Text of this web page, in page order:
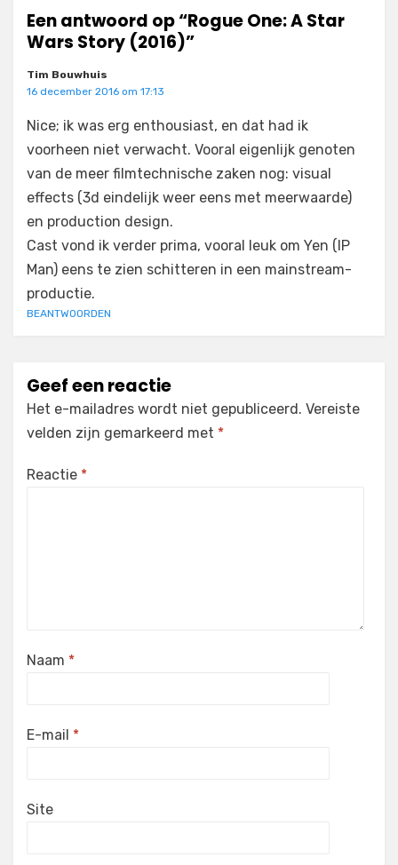
Een antwoord op “Rogue One: A Star
Wars Story (2016)”
Tim Bouwhuis
16 december 2016 om 17:13
Nice; ik was erg enthousiast, en dat had ik
voorheen niet verwacht. Vooral eigenlijk genoten
van de meer filmtechnische zaken nog: visual
effects (3d eindelijk weer eens met meerwaarde)
en production design.
Cast vond ik verder prima, vooral leuk om Yen (IP
Man) eens te zien schitteren in een mainstream-
productie.
BEANTWOORDEN
Geef een reactie
Het e-mailadres wordt niet gepubliceerd. Vereiste
velden zijn gemarkeerd met *
Reactie *
Naam *
E-mail *
Site